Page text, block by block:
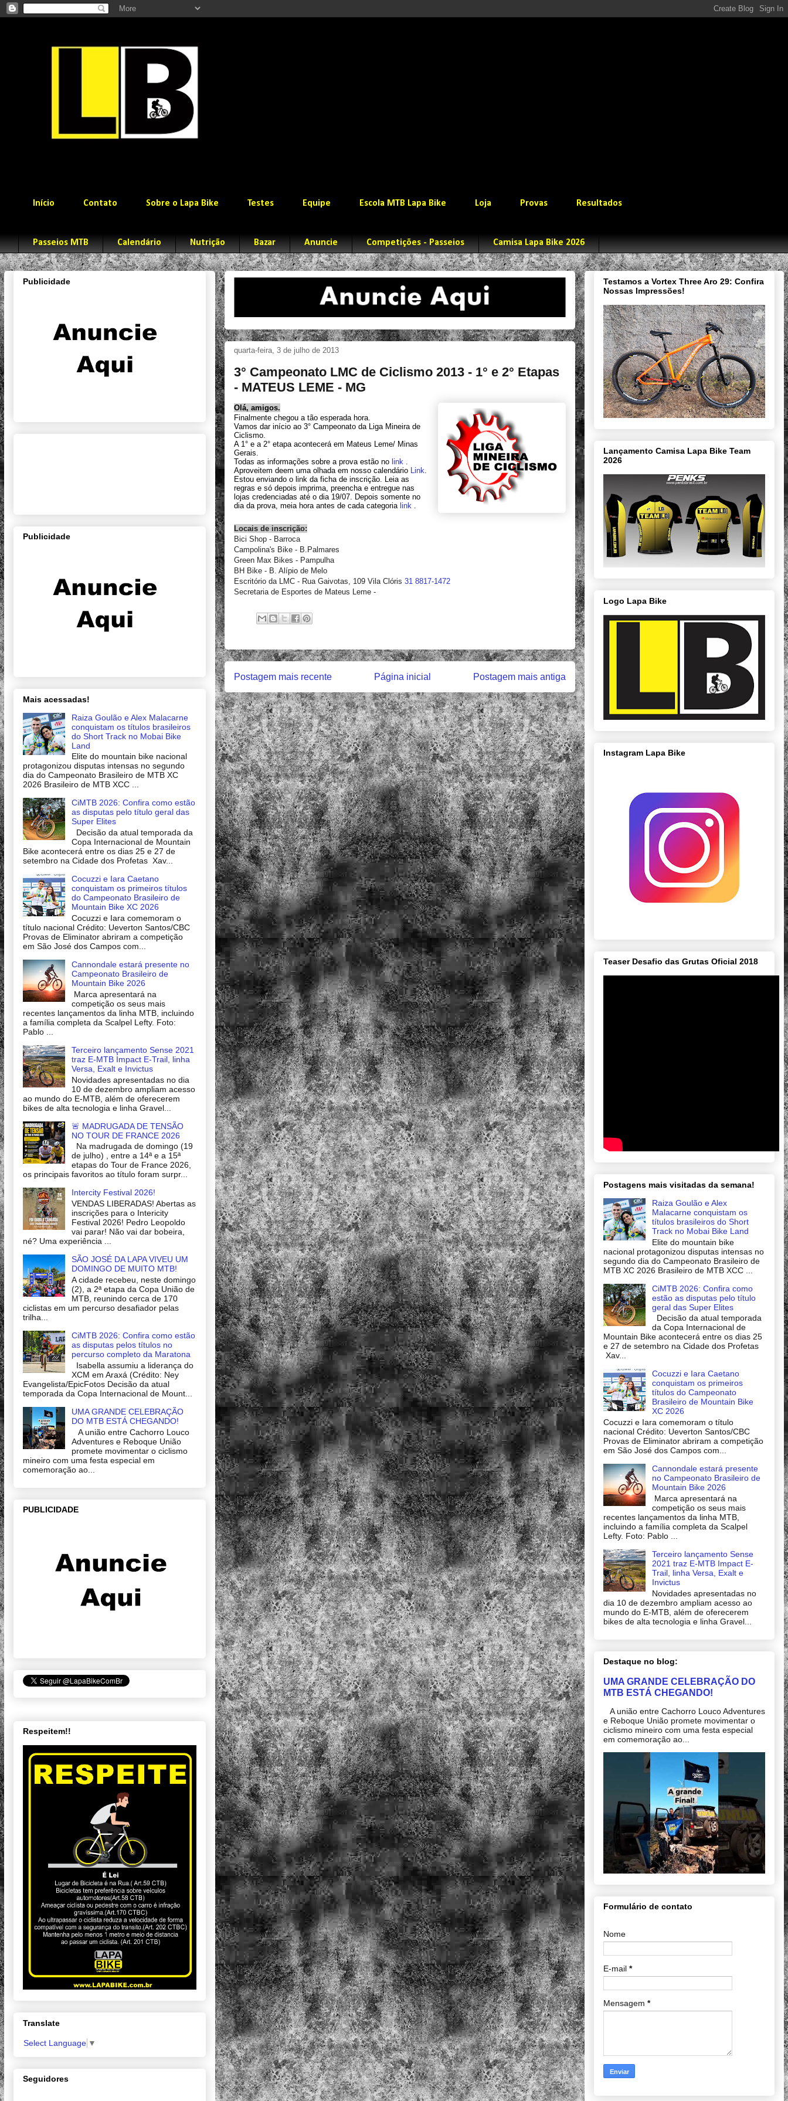
Início Contato Sobre o Lapa Bike Testes Equipe Escola MTB Lapa Bike Loja Provas Resultados
Passeios MTB Calendário Nutrição Bazar Anuncie Competições - Passeios Camisa Lapa Bike 2026
quarta-feira, 3 de julho de 2013
3° Campeonato LMC de Ciclismo 2013 - 1° e 2° Etapas
Olá, amigos.
Finalmente chegou a tão esperada hora.
Vamos dar início ao 3° Campeonato da Liga Mineira de
Ciclismo.
A 1° e a 2° etapa acontecerá em Mateus Leme/ Minas
Gerais.
Todas as informações sobre a prova estão no link .
Aproveitem deem uma olhada em nosso calendário Link.
Estou enviando o link da ficha de inscrição. Leia as
regras e só depois imprima, preencha e entregue nas
lojas credenciadas até o dia 19/07. Depois somente no
dia da prova, meia hora antes de cada categorialink .
Locais de inscrição:
Bici Shop - Barroca
Campolina's Bike - B.Palmares
Green Max Bikes - Pampulha
BH Bike - B. Alípio de Melo
Escritório da LMC - Rua Gaivotas, 109 Vila Clóris 31 8817-1472
Secretaria de Esportes de Mateus Leme -
Postagem mais recente Postagem mais antiga
Página inicial
Publicidade
Publicidade
Mais acessadas!
Raiza Goulão e Alex Malacarne
conquistam os títulos brasileiros
do Short Track no Mobai Bike
Land
Elite do mountain bike nacional
protagonizou disputas intensas no segundo
dia do Campeonato Brasileiro de MTB XC
2026 Brasileiro de MTB XCC ...
CiMTB 2026: Confira como estão
as disputas pelo título geral das
Super Elites
Decisão da atual temporada da
Copa Internacional de Mountain
Bike acontecerá entre os dias 25 e 27 de
setembro na Cidade dos Profetas Xav...
Cocuzzi e Iara Caetano
conquistam os primeiros títulos
do Campeonato Brasileiro de
Mountain Bike XC 2026
Cocuzzi e Iara comemoram o
título nacional Crédito: Ueverton Santos/CBC
Provas de Eliminator abriram a competição
em São José dos Campos com...
Cannondale estará presente no
Campeonato Brasileiro de
Mountain Bike 2026
Marca apresentará na
competição os seus mais
recentes lançamentos da linha MTB, incluindo
a família completa da Scalpel Lefty. Foto:
Pablo ...
Terceiro lançamento Sense 2021
traz E-MTB Impact E-Trail, linha
Versa, Exalt e Invictus
Novidades apresentadas no dia
10 de dezembro ampliam acesso
ao mundo do E-MTB, além de oferecerem
bikes de alta tecnologia e linha Gravel...
🚨 MADRUGADA DE TENSÃO
NO TOUR DE FRANCE 2026
Na madrugada de domingo (19
de julho) , entre a 14ª e a 15ª
etapas do Tour de France 2026,
os principais favoritos ao título foram surpr...
Intercity Festival 2026!
VENDAS LIBERADAS! Abertas as
inscrições para o Intericity
Festival 2026! Pedro Leopoldo
vai parar! Não vai dar bobeira,
né? Uma experiência ...
SÃO JOSÉ DA LAPA VIVEU UM
DOMINGO DE MUITO MTB!
A cidade recebeu, neste domingo
(2), a 2ª etapa da Copa União de
MTB, reunindo cerca de 170
ciclistas em um percurso desafiador pelas
trilha...
CiMTB 2026: Confira como estão
as disputas pelos títulos no
percurso completo da Maratona
Isabella assumiu a liderança do
XCM em Araxá (Crédito: Ney
Evangelista/EpicFotos Decisão da atual
temporada da Copa Internacional de Mount...
UMA GRANDE CELEBRAÇÃO
DO MTB ESTÁ CHEGANDO!
A união entre Cachorro Louco
Adventures e Reboque União
promete movimentar o ciclismo
mineiro com uma festa especial em
comemoração ao...
PUBLICIDADE
Respeitem!!
Translate
Select Language ▼
Seguidores
Testamos a Vortex Three Aro 29: Confira
Nossas Impressões!
Lançamento Camisa Lapa Bike Team
2026
Logo Lapa Bike
Instagram Lapa Bike
Teaser Desafio das Grutas Oficial 2018
Postagens mais visitadas da semana!
Raiza Goulão e Alex
Malacarne conquistam os
títulos brasileiros do Short
Track no Mobai Bike Land
Elite do mountain bike
nacional protagonizou disputas intensas no
segundo dia do Campeonato Brasileiro de
MTB XC 2026 Brasileiro de MTB XCC ...
CiMTB 2026: Confira como
estão as disputas pelo título
geral das Super Elites
Decisão da atual temporada
da Copa Internacional de
Mountain Bike acontecerá entre os dias 25
e 27 de setembro na Cidade dos Profetas
Xav...
Cocuzzi e Iara Caetano
conquistam os primeiros
títulos do Campeonato
Brasileiro de Mountain Bike
XC 2026
Cocuzzi e Iara comemoram o título
nacional Crédito: Ueverton Santos/CBC
Provas de Eliminator abriram a competição
em São José dos Campos com...
Cannondale estará presente
no Campeonato Brasileiro de
Mountain Bike 2026
Marca apresentará na
competição os seus mais
recentes lançamentos da linha MTB,
incluindo a família completa da Scalpel
Lefty. Foto: Pablo ...
Terceiro lançamento Sense
2021 traz E-MTB Impact E-
Trail, linha Versa, Exalt e
Invictus
Novidades apresentadas no
dia 10 de dezembro ampliam acesso ao
mundo do E-MTB, além de oferecerem
bikes de alta tecnologia e linha Gravel...
Destaque no blog:
UMA GRANDE CELEBRAÇÃO DO
MTB ESTÁ CHEGANDO!
A união entre Cachorro Louco Adventures
e Reboque União promete movimentar o
ciclismo mineiro com uma festa especial
em comemoração ao...
Formulário de contato
Nome
E-mail *
Mensagem *